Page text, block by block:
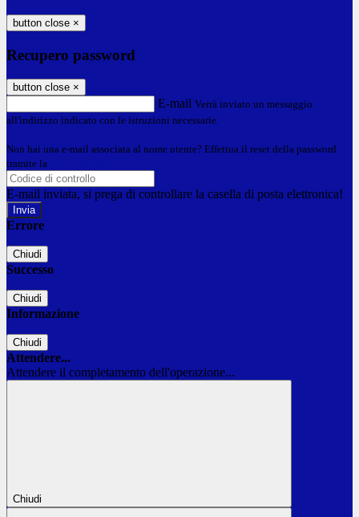
button close ×
Recupero password
button close ×
E-mail Verrà inviato un messaggio
all'indirizzo indicato con le istruzioni necessarie.
Non hai una e-mail associata al nome utente? Effettua il reset della password
tramite la
E-mail inviata, si prega di controllare la casella di posta elettronica!
Errore
Chiudi
Successo
Chiudi
Informazione
Chiudi
Attendere...
Attendere il completamento dell'operazione...
Chiudi